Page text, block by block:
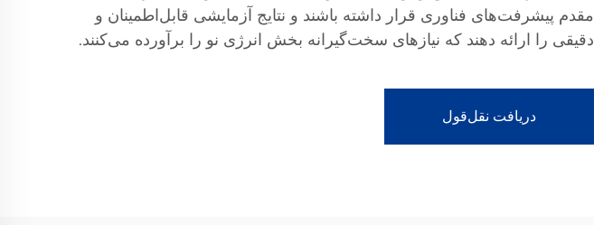
مقدم پیشرفت‌های فناوری قرار داشته باشند و نتایج آزمایشی قابل‌اطمینان و
دقیقی را ارائه دهند که نیازهای سخت‌گیرانه بخش انرژی نو را برآورده می‌کنند.
دریافت نقل‌قول